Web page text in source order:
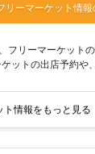
リーマーケット情
フリーマーケット
ットの出店予約や
情報をもっと見る